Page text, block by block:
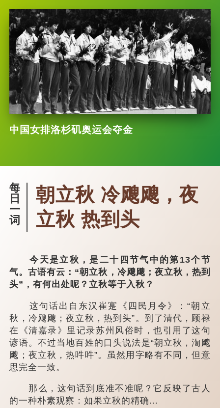
中国女排洛杉矶奥运会夺金
每
日
一
词
朝立秋 冷飕飕，夜
立秋 热到头
今天是立秋，是二十四节气中的第13个节
气。古语有云：“朝立秋，冷飕飕；夜立秋，热到
头”，有何出处呢？立秋等于入秋？
这句话出自东汉崔寔《四民月令》：“朝立
秋，冷飕飕；夜立秋，热到头”。到了清代，顾禄
在《清嘉录》里记录苏州风俗时，也引用了这句
谚语。不过当地百姓的口头说法是“朝立秋，渹飕
飕；夜立秋，热吽吽”。虽然用字略有不同，但意
思完全一致。
那么，这句话到底准不准呢？它反映了古人
的一种朴素观察：如果立秋的精确...